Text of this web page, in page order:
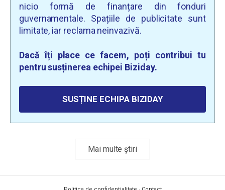
nicio formă de finanțare din fonduri
guvernamentale. Spațiile de publicitate sunt
limitate, iar reclama neinvazivă.
Dacă îți place ce facem, poți contribui tu
pentru susținerea echipei Biziday.
SUSȚINE ECHIPA BIZIDAY
Mai multe știri